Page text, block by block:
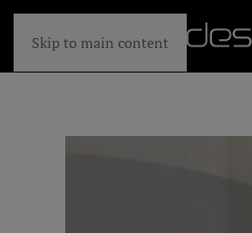
Skip to main content